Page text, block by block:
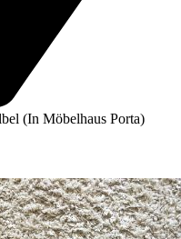
(In Möbelhaus Porta)